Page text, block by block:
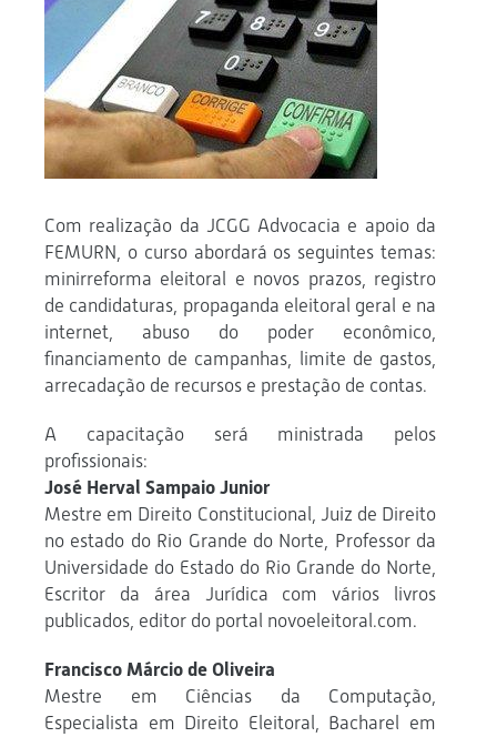
Com realização da JCGG Advocacia e apoio da
FEMURN, o curso abordará os seguintes temas:
minirreforma eleitoral e novos prazos, registro
de candidaturas, propaganda eleitoral geral e na
internet, abuso do poder econômico,
financiamento de campanhas, limite de gastos,
arrecadação de recursos e prestação de contas.
A capacitação será ministrada pelos
profissionais:
José Herval Sampaio Junior
Mestre em Direito Constitucional, Juiz de Direito
no estado do Rio Grande do Norte, Professor da
Universidade do Estado do Rio Grande do Norte,
Escritor da área Jurídica com vários livros
publicados, editor do portal novoeleitoral.com.
Francisco Márcio de Oliveira
Mestre em Ciências da Computação,
Especialista em Direito Eleitoral, Bacharel em